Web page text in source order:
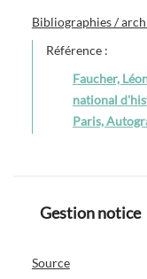
Bibliographies /
Référence :
Faucher,
national
Paris,
Gestion notice
Source